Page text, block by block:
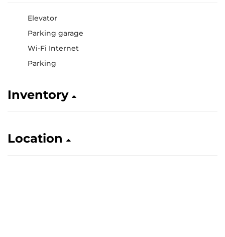
Elevator
Parking garage
Wi-Fi Internet
Parking
Inventory
Location